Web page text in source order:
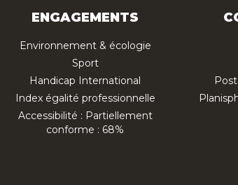
ENGAGEMENTS
Environnement & écologie
Sport
Handicap International
Index égalité professionnelle
Accessibilité : Partiellement
conforme : 68%